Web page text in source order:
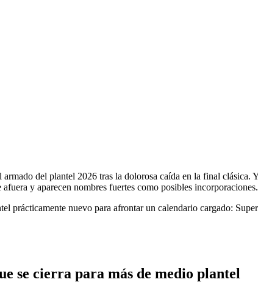
del plantel 2026 tras la dolorosa caída en la final clásica.
y aparecen nombres fuertes como posibles incorporaciones.
prácticamente nuevo para afrontar un calendario cargado:
se cierra para más de medio plantel